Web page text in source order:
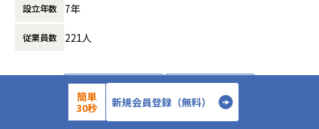
【業務の変更の範囲】
会社の規定に準ずる
・最上流からの参画: プライム案件が中心のため、お客様と
わることができます。
ィブ開発において、アーキテクチャ設計や技術選定の裁量を
持って取り組むことができます。
・チームへの貢献: ご自身の豊富な経験を活かし、ジュニ
ア・ミドル層のエンジニアのメンタリングや技術力底上げに
時間外労働の有無： 有（月平均15時間）
設立年数 7年
従業員数 221人
詳細を見る
簡単
30秒
新規会員登録（無料）